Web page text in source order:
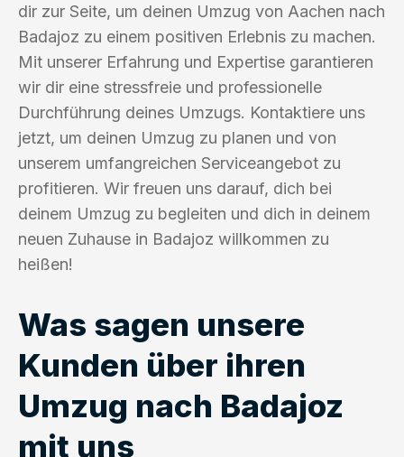
dir zur Seite, um deinen Umzug von Aachen nach
Badajoz zu einem positiven Erlebnis zu machen.
Mit unserer Erfahrung und Expertise garantieren
wir dir eine stressfreie und professionelle
Durchführung deines Umzugs. Kontaktiere uns
jetzt, um deinen Umzug zu planen und von
unserem umfangreichen Serviceangebot zu
profitieren. Wir freuen uns darauf, dich bei
deinem Umzug zu begleiten und dich in deinem
neuen Zuhause in Badajoz willkommen zu
heißen!
Was sagen unsere
Kunden über ihren
Umzug nach Badajoz
mit uns